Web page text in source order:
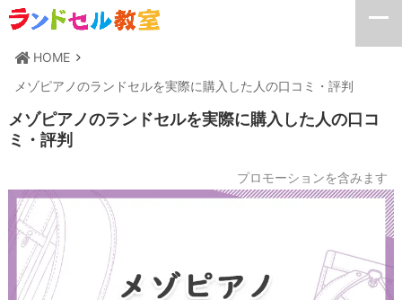
HOME
メゾピアノのランドセルを実際に購入した人の口コミ・評判
メゾピアノのランドセルを実際に購入した人の口コ
ミ・評判
プロモーションを含みます